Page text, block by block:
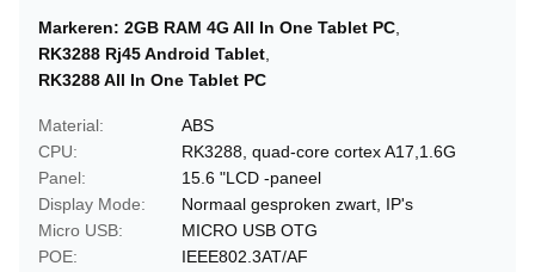
Markeren: 2GB RAM 4G All In One Tablet PC
RK3288 Rj45 Android Tablet
RK3288 All In One Tablet PC
Material:
ABS
CPU:
RK3288, quad-core cortex A17,1.6G
Panel:
15.6 "LCD -paneel
Display Mode:
Normaal gesproken zwart, IP's
Micro USB:
MICRO USB OTG
POE:
IEEE802.3AT/AF